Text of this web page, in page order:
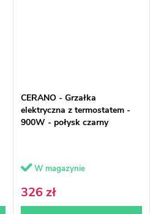
CERANO - Grzałka
elektryczna z termostatem -
900W - połysk czarny
W magazynie
326 zł